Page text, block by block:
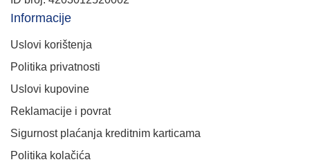
Informacije
Uslovi korištenja
Politika privatnosti
Uslovi kupovine
Reklamacije i povrat
Sigurnost plaćanja kreditnim karticama
Politika kolačića